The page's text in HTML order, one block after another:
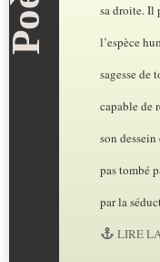
sa droite. Il
l’espèce
sagesse de
capable de
son dessein
pas tombé
par la
LIRE